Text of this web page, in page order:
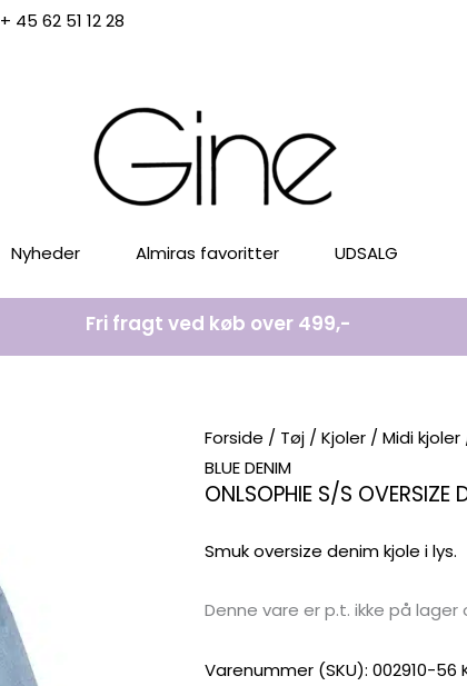
+ 45 62 51 12 28
Nyheder Almiras favoritter UDSALG
Fri fragt ved køb over 499,-
Forside / Tøj /Kjoler /Midi kjoler
BLUE DENIM
ONLSOPHIE S/S OVERSIZE
Smuk oversize denim kjole i lys.
Denne vare er p.t. ikke på
Varenummer (SKU): 002910-56